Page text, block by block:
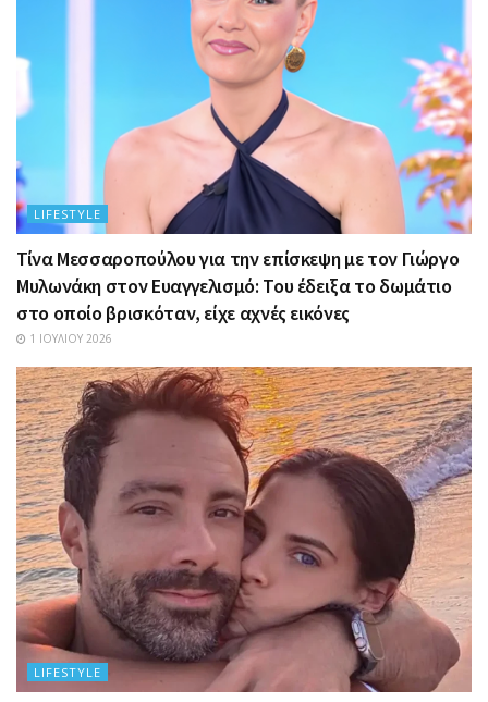
LIFESTYLE
Τίνα Μεσσαροπούλου για την επίσκεψη με τον Γιώργο
Μυλωνάκη στον Ευαγγελισμό: Του έδειξα το δωμάτιο
στο οποίο βρισκόταν, είχε αχνές εικόνες
1 ΙΟΥΛΊΟΥ 2026
LIFESTYLE